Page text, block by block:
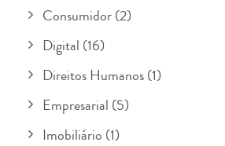
Consumidor(2)
Digital (16)
Direitos Humanos(1)
Empresarial (5)
Imobiliário (1)